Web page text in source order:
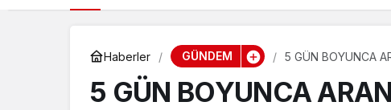
Haberler GÜNDEM 5 GÜN BOYUNCA
5 GÜN BOYUNCA